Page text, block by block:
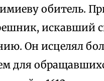
обитель.
искавший
Он исцелял
для